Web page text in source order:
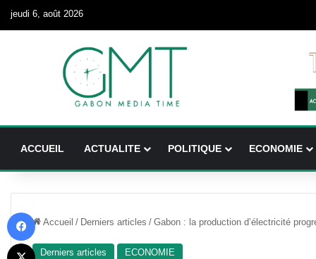
jeudi 6, août 2026
ACCUEIL ACTUALITE POLITIQUE ECONOMIE
Accueil / Derniers articles / Gabon : la production d’électricité
Derniers articles ECONOMIE
X